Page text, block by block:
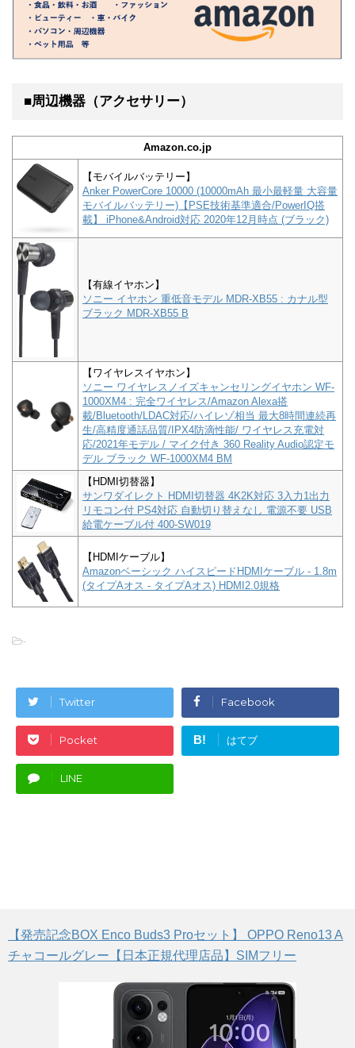
■周辺機器（アクセサリー）
Amazon.co.jp
【モバイルバッテリー】
Anker PowerCore 10000 (10000mAh 最小最軽量 大容量
モバイルバッテリー)【PSE技術基準適合/PowerIQ搭
載】 iPhone&Android対応 2020年12月時点 (ブラック)
【有線イヤホン】
ソニー イヤホン 重低音モデル MDR-XB55 : カナル型
ブラック MDR-XB55 B
【ワイヤレスイヤホン】
ソニー ワイヤレスノイズキャンセリングイヤホン WF-
1000XM4 : 完全ワイヤレス/Amazon Alexa搭
載/Bluetooth/LDAC対応/ハイレゾ相当 最大8時間連続再
生/高精度通話品質/IPX4防滴性能/ ワイヤレス充電対
応/2021年モデル / マイク付き 360 Reality Audio認定モ
デル ブラック WF-1000XM4 BM
【HDMI切替器】
サンワダイレクト HDMI切替器 4K2K対応 3入力1出力
リモコン付 PS4対応 自動切り替えなし 電源不要 USB
給電ケーブル付 400-SW019
【HDMIケーブル】
Amazonベーシック ハイスピードHDMIケーブル - 1.8m
(タイプAオス - タイプAオス) HDMI2.0規格
-
Twitter Facebook
Pocket B! はてブ
LINE
【発売記念BOX Enco Buds3 Proセット】 OPPO Reno13 A
チャコールグレー【日本正規代理店品】SIMフリー